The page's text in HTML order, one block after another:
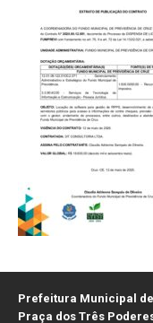
Prefeitura Municipal
Praça dos Três